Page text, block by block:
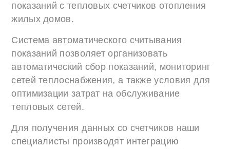
показаний с тепловых счетчиков отопления
жилых домов.
Система автоматического считывания
показаний позволяет организовать
автоматический сбор показаний, мониторинг
сетей теплоснабжения, а также условия для
оптимизации затрат на обслуживание
тепловых сетей.
Для получения данных со счетчиков наши
специалисты производят интеграцию